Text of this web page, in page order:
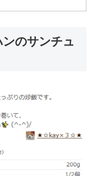
のサンチュ